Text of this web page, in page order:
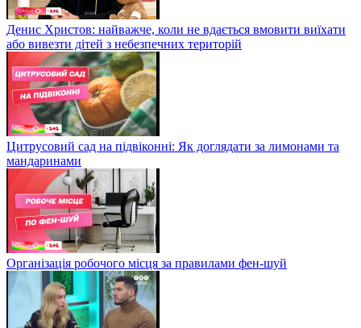
Денис Христов: найважче, коли не вдається вмовити виїхати
або вивезти дітей з небезпечних територій
Цитрусовий сад на підвіконні: Як доглядати за лимонами та
мандаринами
Організація робочого місця за правилами фен-шуй